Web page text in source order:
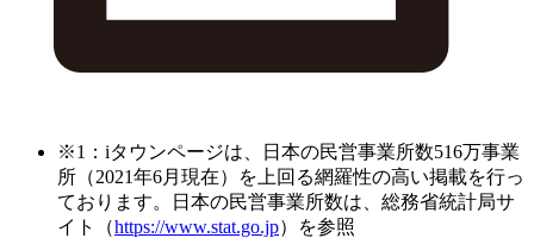
※1：iタウンページは、日本の民営事業所数516万事業
所（2021年6月現在）を上回る網羅性の高い掲載を行っ
ております。日本の民営事業所数は、総務省統計局サ
イト（https://www.stat.go.jp）を参照